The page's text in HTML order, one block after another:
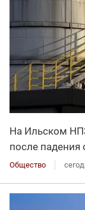
На Ильском
после
Общество